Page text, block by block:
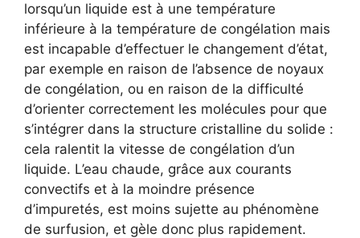
lorsqu’un liquide est à une température
inférieure à la température de congélation mais
est incapable d’effectuer le changement d’état,
par exemple en raison de l’absence de noyaux
de congélation, ou en raison de la difficulté
d’orienter correctement les molécules pour que
s’intégrer dans la structure cristalline du solide :
cela ralentit la vitesse de congélation d’un
liquide. L’eau chaude, grâce aux courants
convectifs et à la moindre présence
d’impuretés, est moins sujette au phénomène
de surfusion, et gèle donc plus rapidement.